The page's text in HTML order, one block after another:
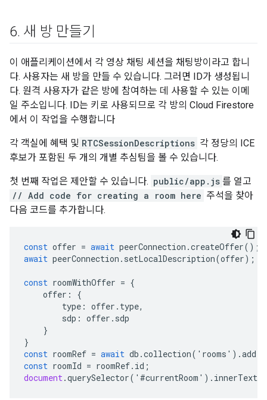
6. 새 방 만들기
이 애플리케이션에서 각 영상 채팅 세션을 채팅방이라고 합니
다. 사용자는 새 방을 만들 수 있습니다. 그러면 ID가 생성됩니
다. 원격 사용자가 같은 방에 참여하는 데 사용할 수 있는 이메
일 주소입니다. ID는 키로 사용되므로 각 방의 Cloud Firestore
에서 이 작업을 수행합니다
각 객실에 혜택 및 RTCSessionDescriptions 각 정당의 ICE
후보가 포함된 두 개의 개별 추심팀을 볼 수 있습니다.
첫 번째 작업은 제안할 수 있습니다. public/app.js 를 열고
// Add code for creating a room here 주석을 찾아
다음 코드를 추가합니다.
const offer = await peerConnection .createOffer();
await peerConnection . setLocalDescription(offer);
const roomWithOffer = {
offer :
{
type : offer . type,
sdp : offer . sdp
}
}
const roomRef = await db .collection( ' rooms ' ).add
const roomId = roomRef. id ;
document.querySelector( ' #currentRoom ' ). innerText